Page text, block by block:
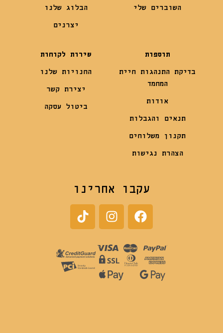
השוברים שלי הבלוג שלנו
יצרנים
תוספות
בדיקת התנהגות חיית
המחמד
אודות
תנאים והגבלות
תקנון משלוחים
הצהרת נגישות
שירות לקוחות
החנויות שלנו
יצירת קשר
ביטול עסקה
עקבו אחרינו